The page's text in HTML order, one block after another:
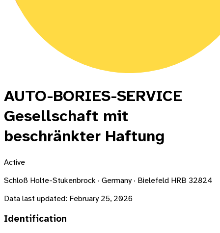
AUTO-BORIES-SERVICE
Gesellschaft mit
beschränkter Haftung
Active
Schloß Holte-Stukenbrock · Germany · Bielefeld HRB 32824
Data last updated: February 25, 2026
Identification